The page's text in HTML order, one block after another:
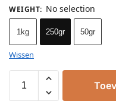
WEIGHT: No selection
1kg 250gr 50gr
Wissen